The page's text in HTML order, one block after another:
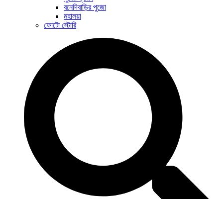
বনেদিবাড়ির পুজো
মহালয়া
ফোটো স্টোরি